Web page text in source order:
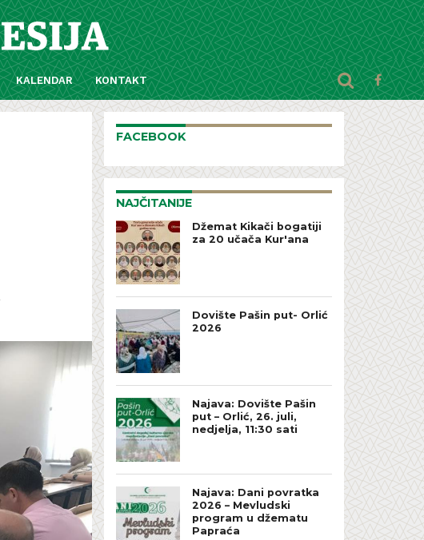
KALENDAR KONTAKT
FACEBOOK
NAJČITANIJE
Džemat Kikači bogatiji
za 20 učača Kur'ana
Dovište Pašin put- Orlić
2026
Najava: Dovište Pašin
put – Orlić, 26. juli,
nedjelja, 11:30 sati
Najava: Dani povratka
2026 – Mevludski
program u džematu
Papraća